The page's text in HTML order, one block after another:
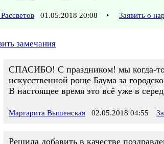
01.05.2018 20:08 • Заявить о
замечания
СПАСИБО! С праздником! мы когда-то
искусственной роще Баума за
В настоящее время это всё уже в
Маргарита Вышенская 02.05.2018 04:55
Решила добавить в качестве